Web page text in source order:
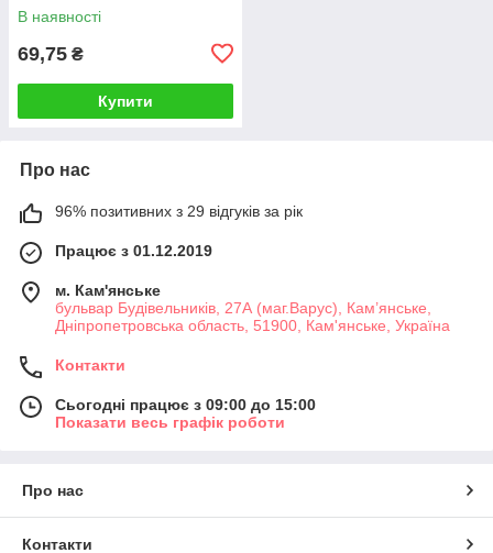
В наявності
69,75 ₴
Купити
Про нас
96% позитивних з 29 відгуків за рік
Працює з 01.12.2019
м. Кам'янське
бульвар Будівельників, 27А (маг.Варус), Кам’янське,
Дніпропетровська область, 51900, Кам'янське, Україна
Контакти
Сьогодні працює з 09:00 до 15:00
Показати весь графік роботи
Про нас
Контакти